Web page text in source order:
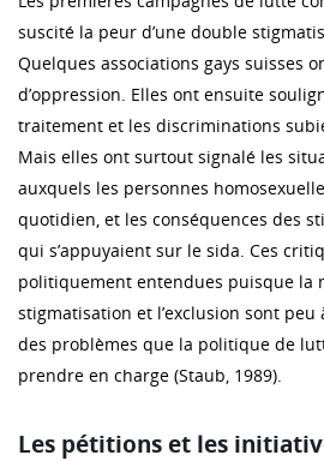
suscité la peur d’une double
Quelques associations gays suisses
d’oppression. Elles ont ensuite
traitement et les discriminations
Mais elles ont surtout signalé les
auxquels les personnes
quotidien, et les conséquences des
qui s’appuyaient sur le sida. Ces
politiquement entendues puisque la
stigmatisation et l’exclusion sont
des problèmes que la politique de
prendre en charge (Staub, 1989).
Les pétitions et les